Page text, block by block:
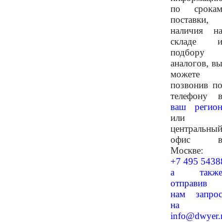
по срокам
поставки,
наличия на
складе и
подбору
аналогов, вы
можете
позвонив по
телефону в
ваш регион
или
центральный
офис в
Москве:
+7 495
а также
отправив
нам запрос
на